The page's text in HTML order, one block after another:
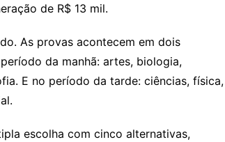
de R$ 13 mil.
As provas acontecem em dois
da manhã: artes, biologia,
E no período da tarde: ciências, física,
escolha com cinco alternativas,